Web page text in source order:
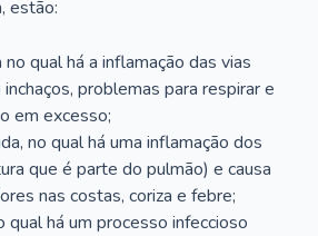
estão:
qual há a inflamação das vias
problemas para respirar e
em excesso;
no qual há uma inflamação dos
que é parte do pulmão) e causa
nas costas, coriza e febre;
qual há um processo infeccioso